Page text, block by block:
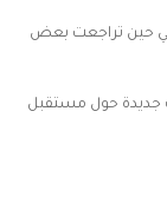
في حين تراجعت بعض
جديدة حول مستقبل